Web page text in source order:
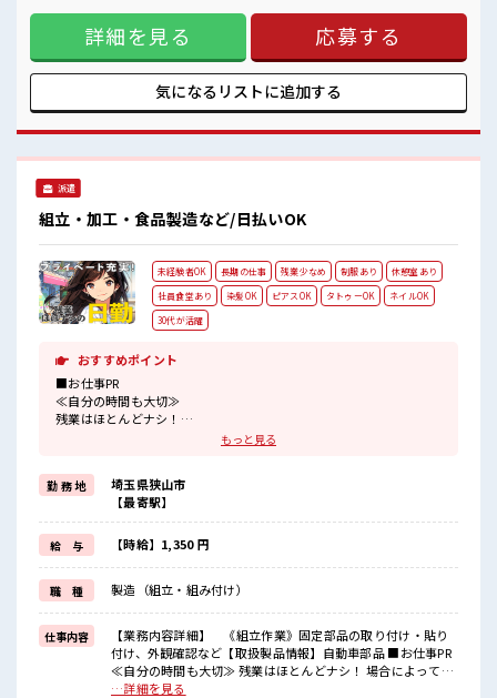
20代が多数活躍中！
社会人経験が浅くてもOK！
ここから経験積んでいきましょ！
由！ (規定有)≪機能的な制服アリ≫ 制服があるので、 毎日の
服装の悩み解消♪ ≪未経験でも活躍できる≫ 新しいことにチ
ャレンジするのは不安だけど、 しっかり働く環境が整ってい
ます！ イチからスキルUP・ステップUP目指していきましょ
だから、 モチベーションもUP！ 20代が多数活躍中！ 社会人
詳細を見る 応募する
気になるリストに追加する
派遣
組立・加工・食品製造など/日払いOK
未経験者OK 長期の仕事 残業少なめ 制服あり
休憩室あり
社員食堂あり
染髪OK ピアスOK タトゥーOK
ネイルOK
30代が活躍
おすすめポイント
■お仕事PR
≪自分の時間も大切≫
残業はほとんどナシ！
場合によってはお願いすることもあります♪
明るすぎたり奇抜でなければ基本的に自由！
(規定有)≪機能的な制服アリ≫
制服があるので、
毎日の服装の悩み解消♪
≪未経験の方も大カンゲイ≫
新しいことにチャレンジするのは不安だけど、
しっかり働く環境が整っています！
イチからスキルUP・ステップUP目指していきましょう！
≪様々なお仕事をご提案≫
一人で悩まず気軽に相談できる、
派遣のお仕事です！
■職場の雰囲気
もっと見る
勤 務 地
埼玉県狭山市
【最寄駅】
給 与 【時給】1,350 円
職 種 製造（組立・組み付け）
仕事内容
【業務内容詳細】 《組立作業》固定部品の取り付け・貼り
付け、外観確認など【取扱製品情報】自動車部品 ■お仕事PR
≪自分の時間も大切≫ 残業はほとんどナシ！ 場合によっては
お願いすることもあります♪ ≪髪色自由で自分らしく働く≫
…詳細を見る